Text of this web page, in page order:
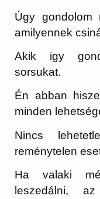
Úgy gondolom
amilyennek
Akik igy
sorsukat.
Én abban
minden
Nincs
reménytelen
Ha valaki
leszedálni,